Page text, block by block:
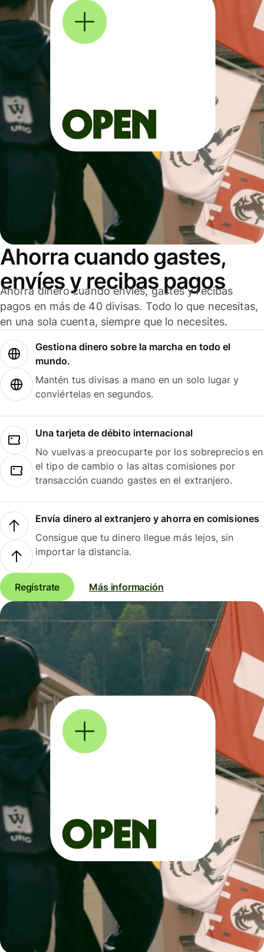
Ahorra cuando gastes,
envíes y recibas pagos
Ahorra dinero cuando envíes, gastes y recibas
pagos en más de 40 divisas. Todo lo que necesitas,
en una sola cuenta, siempre que lo necesites.
Gestiona dinero sobre la marcha en todo el
mundo.
Mantén tus divisas a mano en un solo lugar y
conviértelas en segundos.
Una tarjeta de débito internacional
No vuelvas a preocuparte por los sobreprecios en
el tipo de cambio o las altas comisiones por
transacción cuando gastes en el extranjero.
Envía dinero al extranjero y ahorra en comisiones
Consigue que tu dinero llegue más lejos, sin
importar la distancia.
Regístrate Más información